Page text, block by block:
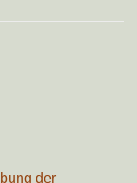
der